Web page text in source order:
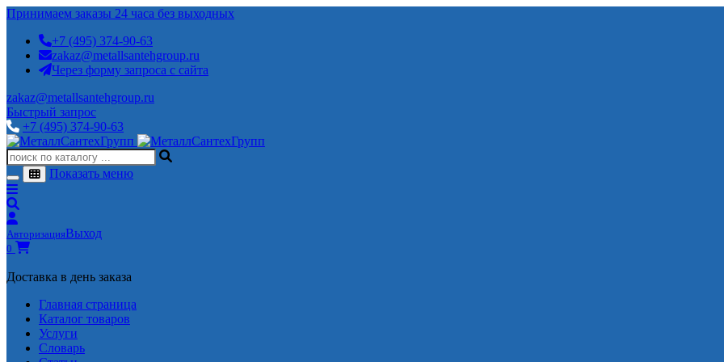
Принимаем заказы 24 часа без выходных
+7 (495) 374-90-63
zakaz@metallsantehgroup.ru
Через форму запроса с сайта
zakaz@metallsantehgroup.ru
Быстрый запрос
+7 (495) 374-90-63
Показать меню
АвторизацияВыход
0
Доставка в день заказа
Главная страница
Каталог товаров
Услуги
Словарь